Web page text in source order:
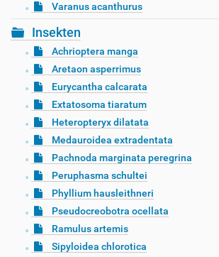
Varanus acanthurus
Insekten
Achrioptera manga
Aretaon asperrimus
Eurycantha calcarata
Extatosoma tiaratum
Heteropteryx dilatata
Medauroidea extradentata
Pachnoda marginata peregrina
Peruphasma schultei
Phyllium hausleithneri
Pseudocreobotra ocellata
Ramulus artemis
Sipyloidea chlorotica